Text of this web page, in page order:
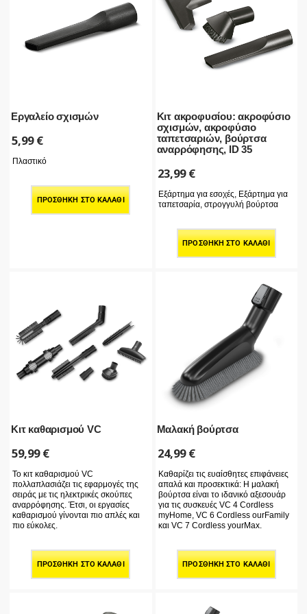
Εργαλείο σχισμών
5,99€
Πλαστικό
ΠΡΟΣΘΉΚΗ ΣΤΟ ΚΑΛΆΘΙ
Κιτ ακροφυσίου: ακροφύσιο
σχισμών, ακροφύσιο
ταπετσαριών, βούρτσα
αναρρόφησης, ID 35
23,99€
Εξάρτημα για εσοχές, Εξάρτημα για
ταπετσαρία, στρογγυλή βούρτσα
ΠΡΟΣΘΉΚΗ ΣΤΟ ΚΑΛΆΘΙ
Κιτ καθαρισμού VC
59,99€
Το κιτ καθαρισμού VC
πολλαπλασιάζει τις εφαρμογές της
σειράς με τις ηλεκτρικές σκούπες
αναρρόφησης. Έτσι, οι εργασίες
καθαρισμού γίνονται πιο απλές και
πιο εύκολες.
ΠΡΟΣΘΉΚΗ ΣΤΟ ΚΑΛΆΘΙ
Μαλακή βούρτσα
24,99€
Καθαρίζει τις ευαίσθητες επιφάνειες
απαλά και προσεκτικά: Η μαλακή
βούρτσα είναι το ιδανικό αξεσουάρ
για τις συσκευές VC 4 Cordless
myHome, VC 6 Cordless ourFamily
και VC 7 Cordless yourMax.
ΠΡΟΣΘΉΚΗ ΣΤΟ ΚΑΛΆΘΙ